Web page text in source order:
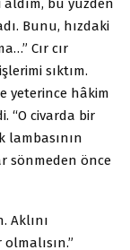
Bunu, hızdaki
Cır cır
sıktım.
yeterince hâkim
“O civarda bir
lambasının
sönmeden önce
Aklını